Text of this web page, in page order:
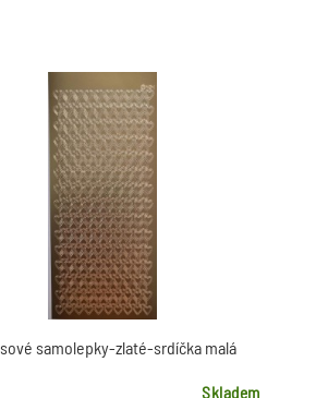
samolepky-zlaté-srdíčka malá
Skladem